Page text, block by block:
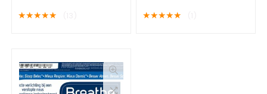
Magnesium en
Melatonine – Slaap
★★★★★
Neusspreider – Helpt
Tegen Snurken &
★★★★★